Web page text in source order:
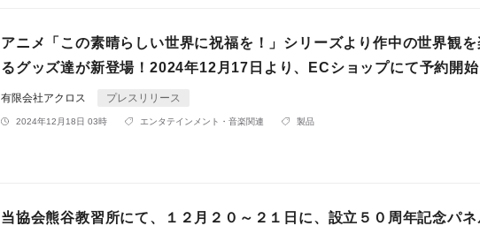
アニメ「この素晴らしい世界に祝福を！」シリーズより作中の世界観
るグッズ達が新登場！2024年12月17日より、ECショップにて予約開
有限会社アクロス プレスリリース
2024年12月18日 03時 エンタテインメント・音楽関連 製品
当協会熊谷教習所にて、１２月２０～２１日に、設立５０周年記念パ